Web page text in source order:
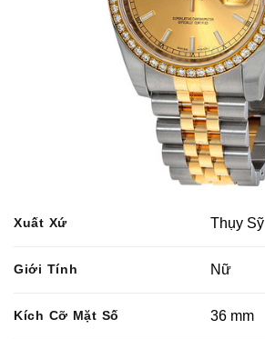
Xuất Xứ Thụy Sỹ
Giới Tính Nữ
Kích Cỡ Mặt Số 36 mm